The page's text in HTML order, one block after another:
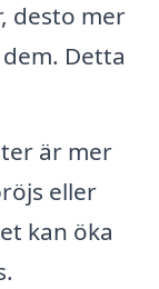
desto mer
Detta
är mer
eller
kan öka